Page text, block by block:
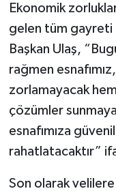
Ekonomik
gelen tüm
Başkan Ulaş,
rağmen
zorlamayacak
çözümler
esnafımıza
rahatlatacaktır”
Son olarak